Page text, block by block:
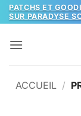
Passer
au
PATCHS ET
SUR PARADYSE
ACCUEIL /